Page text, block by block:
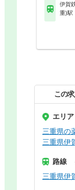
伊賀
重)駅
この
エリア
三重県の
三重県伊
路線
三重県伊